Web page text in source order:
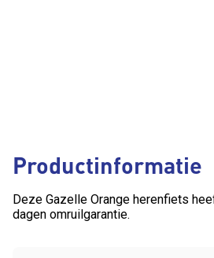
Productinformatie
Deze Gazelle Orange herenfiets
dagen omruilgarantie.